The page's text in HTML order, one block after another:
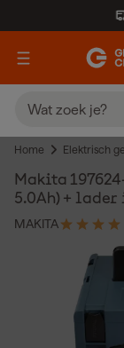
Home Elektrisch
Makita
5.0Ah) + lader
MAKITA